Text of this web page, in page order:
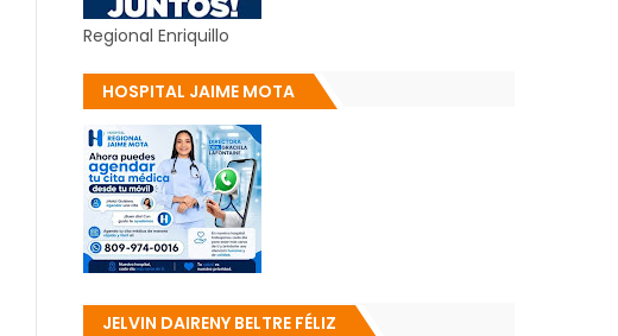
Regional Enriquillo
HOSPITAL JAIME MOTA
JELVIN DAIRENY BELTRE FÉLIZ